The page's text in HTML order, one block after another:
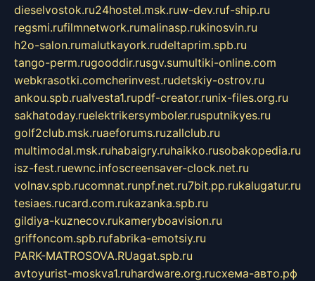
dieselvostok.ru24hostel.msk.ruw-dev.ruf-ship.ru
regsmi.rufilmnetwork.rumalinasp.rukinosvin.ru
h2o-salon.rumalutkayork.rudeltaprim.spb.ru
tango-perm.rugooddir.rusgv.sumultiki-online.com
webkrasotki.comcherinvest.rudetskiy-ostrov.ru
ankou.spb.rualvesta1.rupdf-creator.runix-files.org.ru
sakhatoday.ruelektrikersymboler.rusputnikyes.ru
golf2club.msk.ruaeforums.ruzallclub.ru
multimodal.msk.ruhabaigry.ruhaikko.rusobakopedia.ru
isz-fest.ruewnc.infoscreensaver-clock.net.ru
volnav.spb.rucomnat.runpf.net.ru7bit.pp.rukalugatur.ru
tesiaes.rucard.com.rukazanka.spb.ru
gildiya-kuznecov.rukameryboavision.ru
griffoncom.spb.rufabrika-emotsiy.ru
PARK-MATROSOVA.RUagat.spb.ru
avtoyurist-moskva1.ruhardware.org.ruсхема-авто.рф